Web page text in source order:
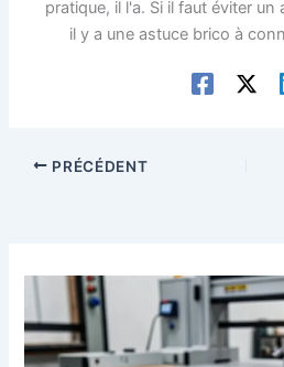
pratique, il l'a. Si il faut éviter un
il y a une astuce brico à
PRÉCÉDENT